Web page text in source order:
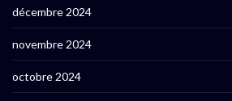
décembre 2024
novembre 2024
octobre 2024